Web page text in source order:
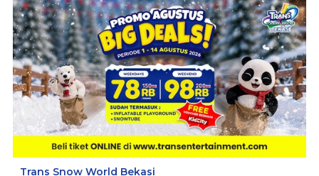
Trans Snow World Bekasi